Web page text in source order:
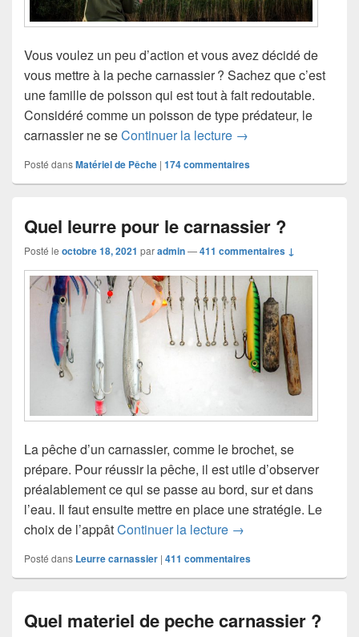
Vous voulez un peu d’action et vous avez décidé de
vous mettre à la peche carnassier ? Sachez que c’est
une famille de poisson qui est tout à fait redoutable.
Considéré comme un poisson de type prédateur, le
carnassier ne seContinuer la lecture Quand pratiquer la
→
Posté dansMatériel de Pêche | 174commentaires
Quel leurre pour le carnassier ?
Posté le octobre 18, 2021 paradmin—411 commentaires ↓
La pêche d’un carnassier, comme le brochet, se
prépare. Pour réussir la pêche, il est utile d’observer
préalablement ce qui se passe au bord, sur et dans
l’eau. Il faut ensuite mettre en place une stratégie. Le
choix de l’appâtContinuer la lecture Quel leurre pour le
→
Posté dans Leurre carnassier | 411 commentaires
Quel materiel de peche carnassier ?